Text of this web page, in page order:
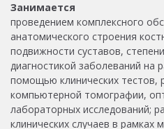
Занимается
проведением комплексного
анатомического строения
подвижности суставов,
диагностикой заболеваний на
помощью клинических тестов,
компьютерной томографии,
лабораторных исследований;
клинических случаев в рамках